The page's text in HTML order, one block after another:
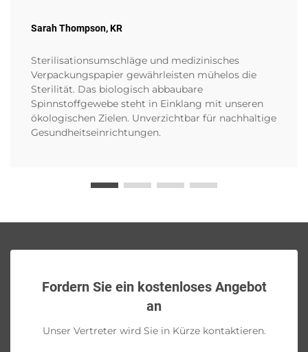
Sarah Thompson, KR
Sterilisationsumschläge und medizinisches
Verpackungspapier gewährleisten mühelos die
Sterilität. Das biologisch abbaubare
Spinnstoffgewebe steht in Einklang mit unseren
ökologischen Zielen. Unverzichtbar für nachhaltige
Gesundheitseinrichtungen.
Fordern Sie ein kostenloses Angebot
an
Unser Vertreter wird Sie in Kürze kontaktieren.